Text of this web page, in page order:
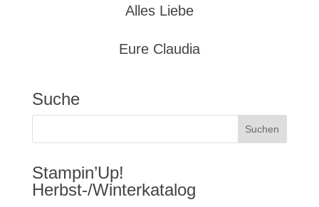
Alles Liebe
Eure Claudia
Suche
Stampin’Up!
Herbst-/Winterkatalog